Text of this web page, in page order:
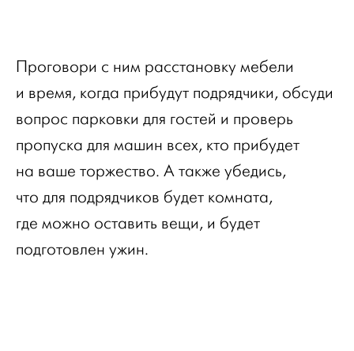
Проговори с ним расстановку мебели
и время, когда прибудут подрядчики, обсуди
вопрос парковки для гостей и проверь
пропуска для машин всех, кто прибудет
на ваше торжество. А также убедись,
что для подрядчиков будет комната,
где можно оставить вещи, и будет
подготовлен ужин.